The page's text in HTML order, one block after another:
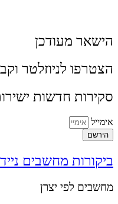
הישאר מעודכן
הצטרפו לניוזלטר
סקירות חדשות
אימייל
הירשם
ביקורות מחשבים
מחשבים לפי יצרן